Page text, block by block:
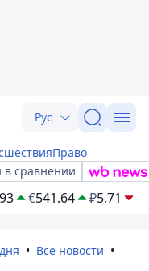
Рус
Право
в сравнении
€541.64 ₽5.71
Все новости